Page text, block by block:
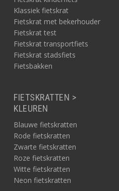
Klassiek fietskrat
Fietskrat met bekerhouder
Fietskrat test
Fietskrat transportfiets
Fietskrat stadsfiets
Fietsbakken
FIETSKRATTEN >
KLEUREN
Blauwe fietskratten
Rode fietskratten
Zwarte fietskratten
Roze fietskratten
Witte fietskratten
Neon fietskratten